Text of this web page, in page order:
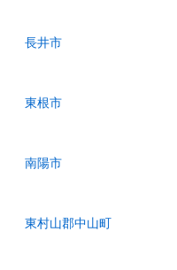
長井市
東根市
南陽市
東村山郡中山町